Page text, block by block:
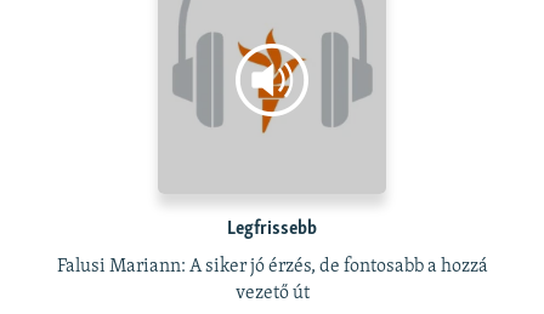
Legfrissebb
Falusi Mariann: A siker jó érzés, de fontosabb a hozzá
vezető út